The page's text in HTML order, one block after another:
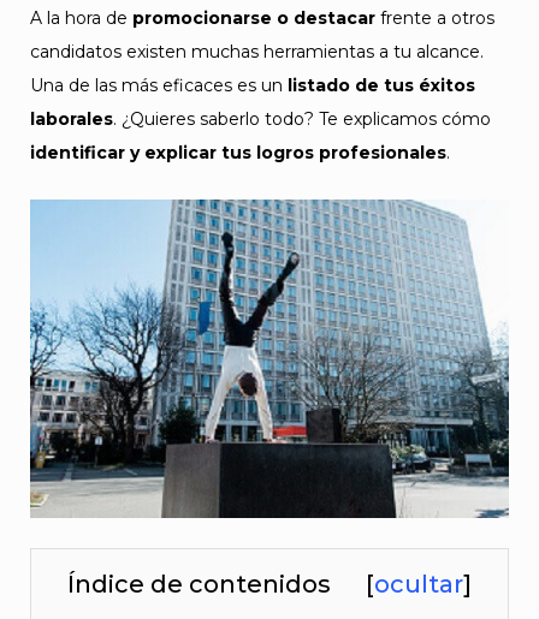
A la hora de promocionarse o destacar frente a otros
candidatos existen muchas herramientas a tu alcance.
Una de las más eficaces es un listado de tus éxitos
laborales. ¿Quieres saberlo todo? Te explicamos cómo
identificar y explicar tus logros profesionales.
Índice de contenidos [ocultar]